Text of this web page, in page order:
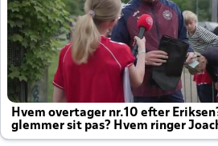
Hvem overtager nr.10 efter
glemmer sit pas? Hvem ringer
altid til efter kampe?